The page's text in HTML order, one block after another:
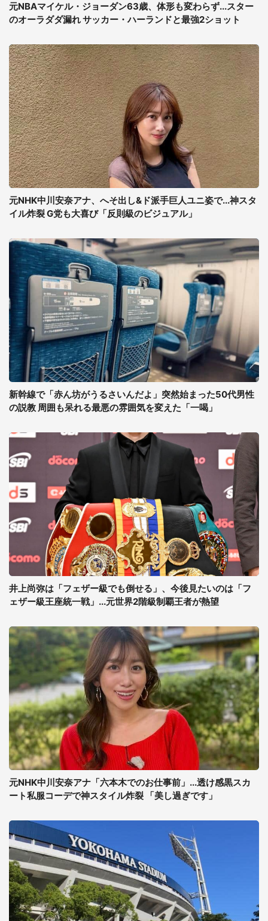
元NBAマイケル・ジョーダン63歳、体形も変わらず...スター
のオーラダダ漏れ サッカー・ハーランドと最強2ショット
元NHK中川安奈アナ、へそ出し&ド派手巨人ユニ姿で...神スタ
イル炸裂 G党も大喜び「反則級のビジュアル」
新幹線で「赤ん坊がうるさいんだよ」突然始まった50代男性
の説教 周囲も呆れる最悪の雰囲気を変えた「一喝」
井上尚弥は「フェザー級でも倒せる」、今後見たいのは「フ
ェザー級王座統一戦」...元世界2階級制覇王者が熱望
元NHK中川安奈アナ「六本木でのお仕事前」...透け感黒スカ
ート私服コーデで神スタイル炸裂 「美し過ぎです」